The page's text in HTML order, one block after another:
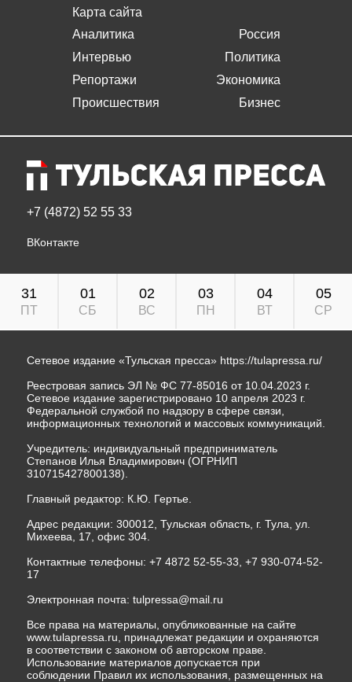
Карта сайта
Аналитика
Интервью
Репортажи
Происшествия
Россия
Политика
Экономика
Бизнес
+7 (4872) 52 55 33
ВКонтакте
31
ПТ
01
СБ
02
ВС
03
ПН
04
ВТ
05
СР
Сетевое издание «Тульская пресса» https://tulapressa.ru/
Реестровая запись ЭЛ № ФС 77-85016 от 10.04.2023 г.
Сетевое издание зарегистрировано 10 апреля 2023 г.
Федеральной службой по надзору в сфере связи,
информационных технологий и массовых коммуникаций.
Учредитель: индивидуальный предприниматель
Степанов Илья Владимирович (ОГРНИП
310715427800138).
Главный редактор: К.Ю. Гертье.
Адрес редакции: 300012, Тульская область, г. Тула, ул.
Михеева, 17, офис 304.
Контактные телефоны: +7 4872 52-55-33, +7 930-074-52-
17
Электронная почта: tulpressa@mail.ru
Все права на материалы, опубликованные на сайте
www.tulapressa.ru, принадлежат редакции и охраняются
в соответствии с законом об авторском праве.
Использование материалов допускается при
соблюдении Правил их использования, размещенных на